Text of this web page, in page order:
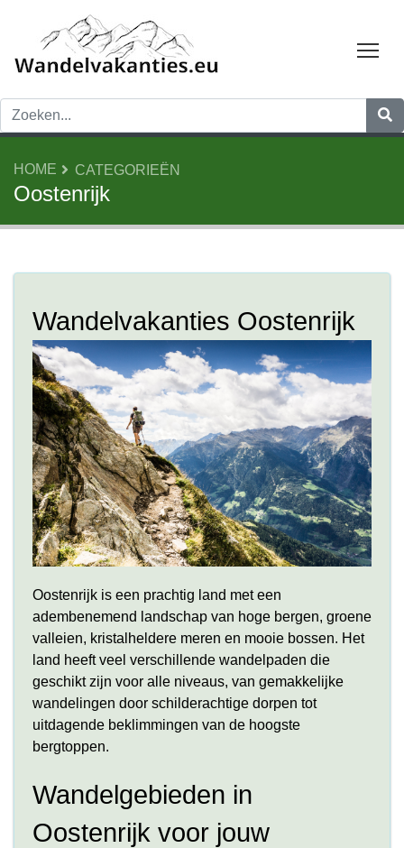
HOME CATEGORIEËN
Oostenrijk
Wandelvakanties Oostenrijk
Oostenrijk is een prachtig land met een
adembenemend landschap van hoge bergen, groene
valleien, kristalheldere meren en mooie bossen. Het
land heeft veel verschillende wandelpaden die
geschikt zijn voor alle niveaus, van gemakkelijke
wandelingen door schilderachtige dorpen tot
uitdagende beklimmingen van de hoogste
bergtoppen.
Wandelgebieden in
Oostenrijk voor jouw